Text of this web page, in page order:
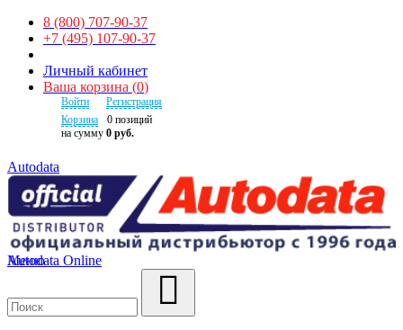
8 (800) 707-90-37
+7 (495) 107-90-37
Личный кабинет
Ваша корзина (0)
Войти
Регистрация
Корзина
0 позиций
на сумму 0 руб.
Autodata
Autodata Online
Меню